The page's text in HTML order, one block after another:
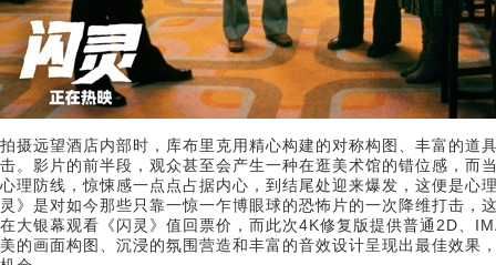
拍摄远望酒店内部时，库布里克用精心构建的对称构图、丰富的道
击。影片的前半段，观众甚至会产生一种在逛美术馆的错位感，而
心理防线，惊悚感一点点占据内心，到结尾处迎来爆发，这便是心
灵》是对如今那些只靠一惊一乍博眼球的恐怖片的一次降维打击，
在大银幕观看《闪灵》值回票价，而此次4K修复版提供普通2D、
美的画面构图、沉浸的氛围营造和丰富的音效设计呈现出最佳效果